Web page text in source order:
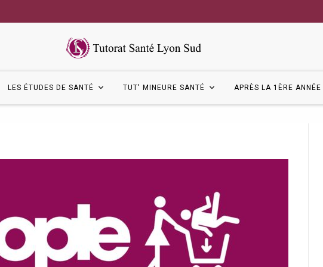
LES ÉTUDES DE SANTÉ TUT' MINEURE SANTÉ APRÈS LA 1ÈRE ANNÉE